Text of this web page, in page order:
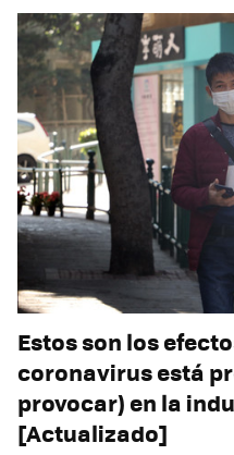
Estos son los
coronavirus está
provocar) en la
[Actualizado]